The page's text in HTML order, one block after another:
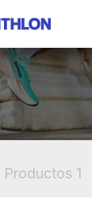
Productos 1